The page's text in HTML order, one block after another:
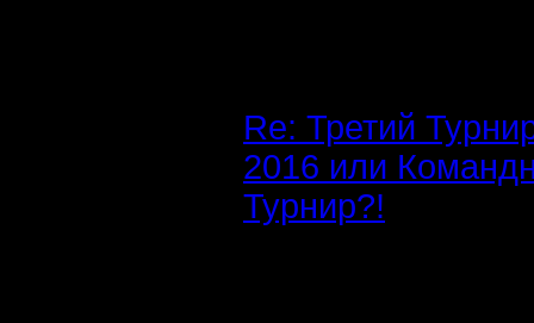
Re: Третий
2016 или
Турнир?!